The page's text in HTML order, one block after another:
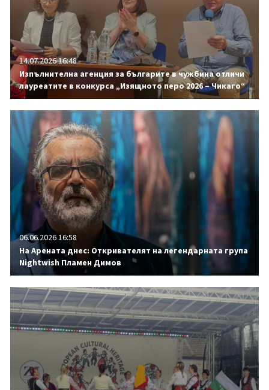
14.07.2026 16:48
Изпълнителна агенция за българите в чужбина отличи
лауреатите в конкурса „Изящното перо 2026 – Чикаго“
06.06.2026 16:58
На Арената днес: Откривателят на легендарната група
Nightwish Пламен Димов